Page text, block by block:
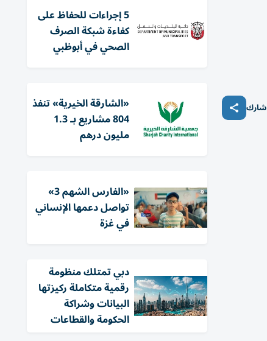
شارك
5 إجراءات للحفاظ على
كفاءة شبكة الصرف
الصحي في أبوظبي
«الشارقة الخيرية» تنفذ
804 مشاريع بـ 1.3
مليون درهم
«الفارس الشهم 3»
تواصل دعمها الإنساني
في غزة
دبي تمتلك منظومة
رقمية متكاملة ركيزتها
البيانات وشراكة
الحكومة والقطاعات